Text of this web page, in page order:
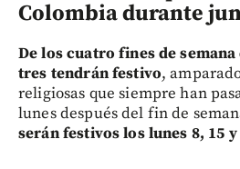
Colombia durante
De los cuatro fines de
tres tendrán festivo,
religiosas que siempre han
lunes después del fin de
serán festivos los lunes 8, 15